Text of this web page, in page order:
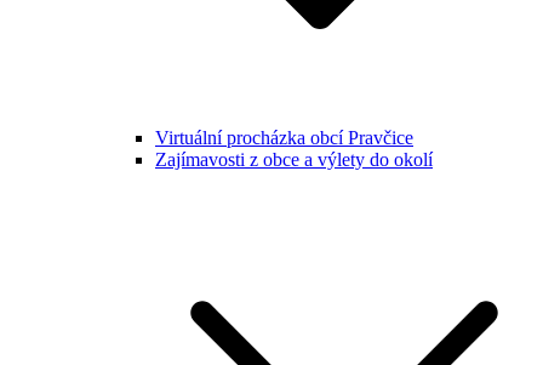
Virtuální procházka obcí Pravčice
Zajímavosti z obce a výlety do okolí